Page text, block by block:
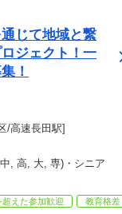
じて地域と繋
ジェクト！一
！
/高速長田駅]
, 高, 大, 専)・シニア
超えた参加歓迎 教育格差